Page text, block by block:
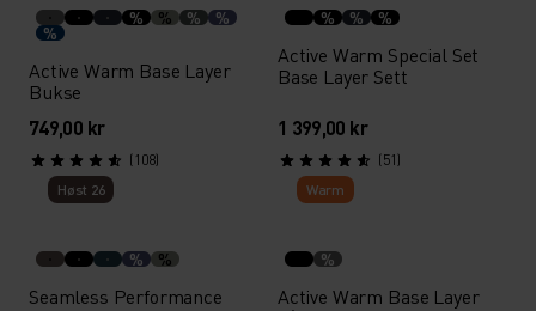
% % % %
%
Active Warm Base Layer
Bukse
749,00 kr
(108)
% % %
Active Warm Special Set
Base Layer Sett
1 399,00 kr
(51)
Høst 26
% %
Seamless Performance
Warm
%
Active Warm Base Layer